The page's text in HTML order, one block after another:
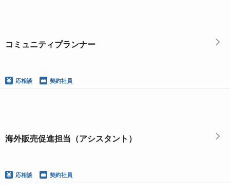
コミュニティプランナー
応相談 契約社員
海外販売促進担当（アシスタント）
応相談 契約社員